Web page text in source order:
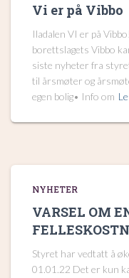
Vi er på Vibbo
Iladalen VI er på
borettslagets Vibbo
siste nyheter fra
til årsmøter og
egen bolig• Info om
NYHETER
VARSEL OM
Styret har vedtatt å
01.01.22 Det er kun